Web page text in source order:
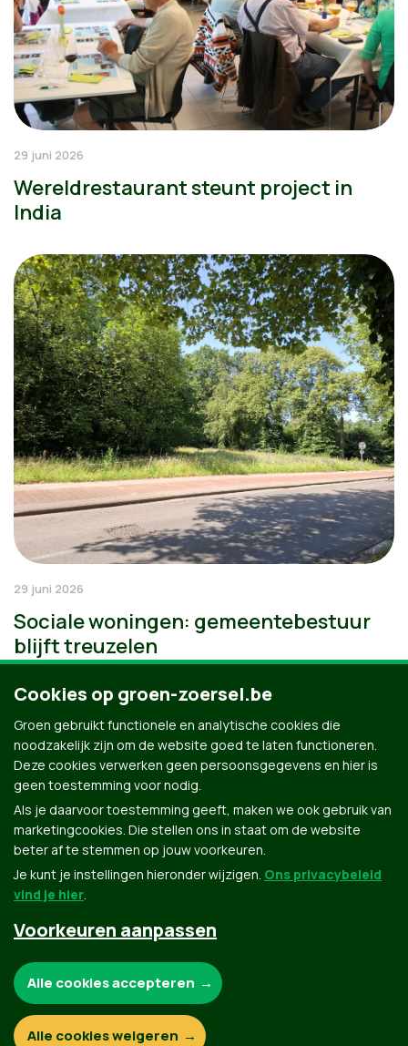
29 juni 2026
Wereldrestaurant steunt project in
India
29 juni 2026
Sociale woningen: gemeentebestuur
blijft treuzelen
Groen.be
Contact Privacybeleid
Cookies op groen-zoersel.be
Groen gebruikt functionele en analytische cookies die
noodzakelijk zijn om de website goed te laten functioneren.
Deze cookies verwerken geen persoonsgegevens en hier is
geen toestemming voor nodig.
Als je daarvoor toestemming geeft, maken we ook gebruik van
marketingcookies. Die stellen ons in staat om de website
beter af te stemmen op jouw voorkeuren.
Je kunt je instellingen hieronder wijzigen. Ons privacybeleid
vind je hier.
Voorkeuren aanpassen
Functionele en analytische cookies:
Alle cookies accepteren
Alle cookies weigeren